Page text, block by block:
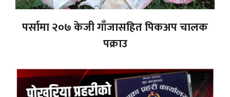
पर्सामा २०७ केजी गाँजासहित पिकअप चालक
पक्राउ